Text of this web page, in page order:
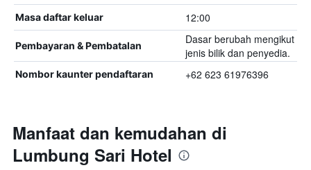
Masa daftar keluar 12:00
Pembayaran & Pembatalan
Dasar berubah mengikut
jenis bilik dan penyedia.
Nombor kaunter pendaftaran +62 623 61976396
Manfaat dan kemudahan di
Lumbung Sari Hotel